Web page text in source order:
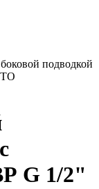
подводкой
G 1/2"